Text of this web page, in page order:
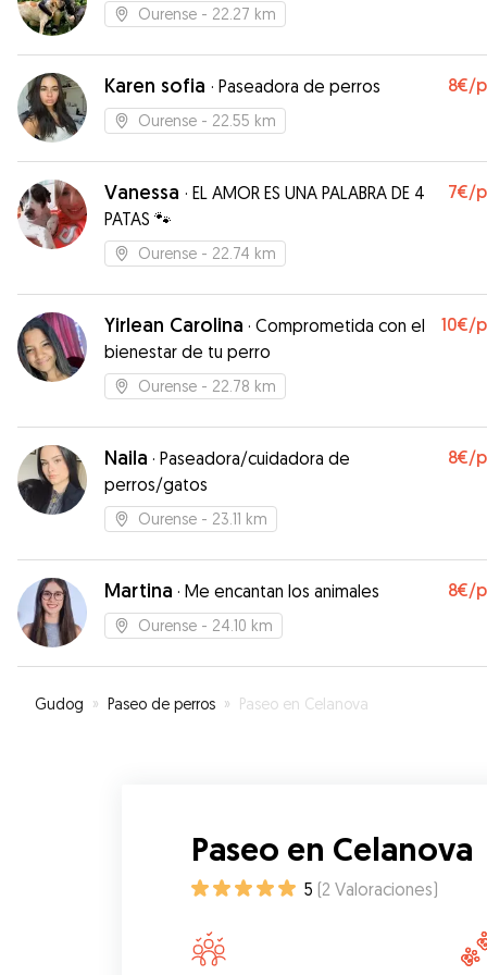
Ourense - 22.27 km
Karen sofia · Paseadora de perros 8€/
Ourense - 22.55 km
Vanessa · EL AMOR ES UNA PALABRA DE 4
PATAS 🐾
7€/
Ourense - 22.74 km
Yirlean Carolina · Comprometida con el
bienestar de tu perro
10€/
Ourense - 22.78 km
Naila · Paseadora/cuidadora de
perros/gatos
8€/
Ourense - 23.11 km
Martina · Me encantan los animales 8€/
Ourense - 24.10 km
Gudog » Paseo de perros » Paseo en Celanova
Paseo en Celanova
5 (2 Valoraciones)